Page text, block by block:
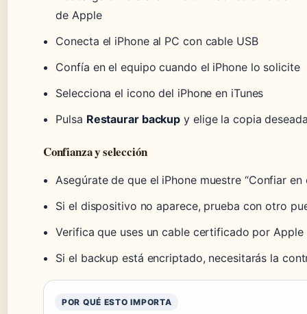
de Apple
Conecta el iPhone al PC con cable USB
Confía en el equipo cuando el iPhone lo solicite
Selecciona el icono del iPhone en iTunes
Pulsa Restaurar backup y elige la copia
Confianza y selección
Asegúrate de que el iPhone muestre “Confiar en
Si el dispositivo no aparece, prueba con otro
Verifica que uses un cable certificado por Apple
Si el backup está encriptado, necesitarás la
POR QUÉ ESTO IMPORTA